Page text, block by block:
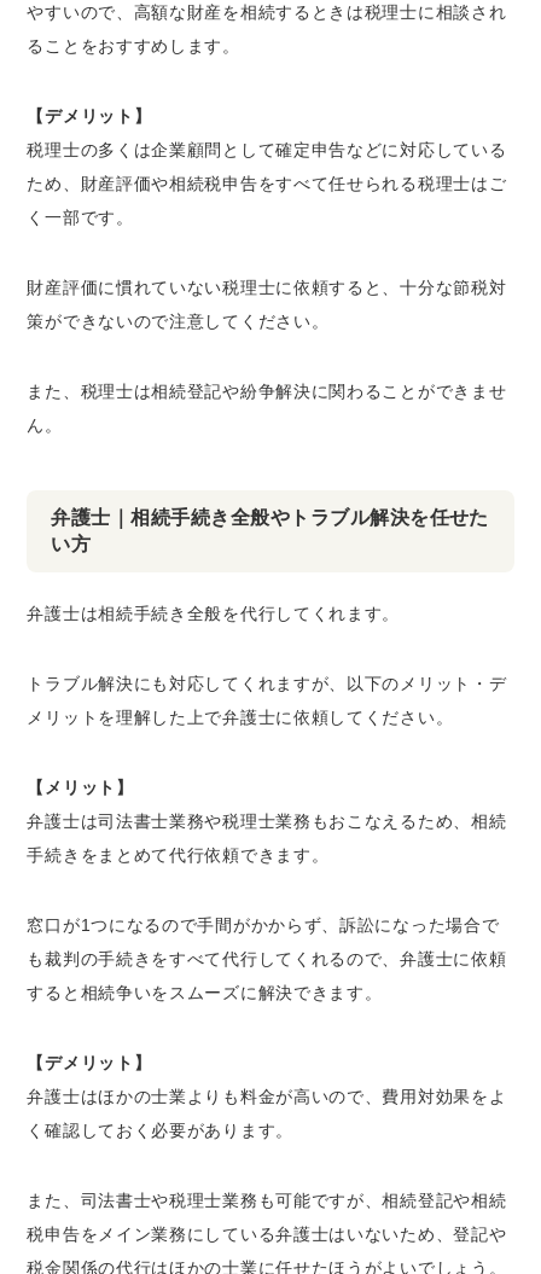
やすいので、高額な財産を相続するときは税理士に相談され
ることをおすすめします。
【デメリット】
税理士の多くは企業顧問として確定申告などに対応している
ため、財産評価や相続税申告をすべて任せられる税理士はご
く一部です。
財産評価に慣れていない税理士に依頼すると、十分な節税対
策ができないので注意してください。
また、税理士は相続登記や紛争解決に関わることができませ
ん。
弁護士｜相続手続き全般やトラブル解決を任せた
い方
弁護士は相続手続き全般を代行してくれます。
トラブル解決にも対応してくれますが、以下のメリット・デ
メリットを理解した上で弁護士に依頼してください。
【メリット】
弁護士は司法書士業務や税理士業務もおこなえるため、相続
手続きをまとめて代行依頼できます。
窓口が1つになるので手間がかからず、訴訟になった場合で
も裁判の手続きをすべて代行してくれるので、弁護士に依頼
すると相続争いをスムーズに解決できます。
【デメリット】
弁護士はほかの士業よりも料金が高いので、費用対効果をよ
く確認しておく必要があります。
また、司法書士や税理士業務も可能ですが、相続登記や相続
税申告をメイン業務にしている弁護士はいないため、登記や
税金関係の代行はほかの士業に任せたほうがよいでしょう。